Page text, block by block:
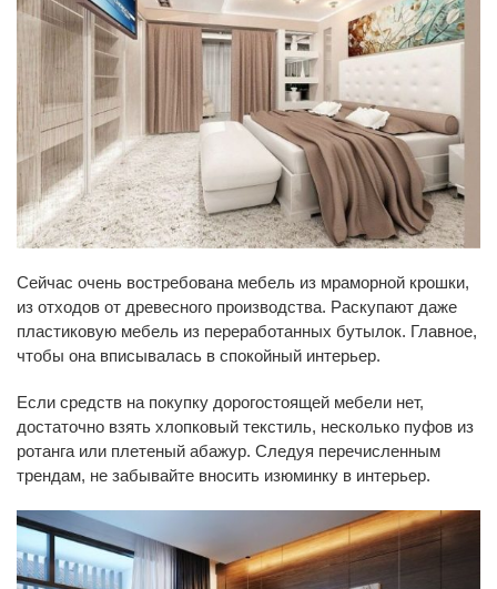
Сейчас очень востребована мебель из мраморной крошки,
из отходов от древесного производства. Раскупают даже
пластиковую мебель из переработанных бутылок. Главное,
чтобы она вписывалась в спокойный интерьер.
Если средств на покупку дорогостоящей мебели нет,
достаточно взять хлопковый текстиль, несколько пуфов из
ротанга или плетеный абажур. Следуя перечисленным
трендам, не забывайте вносить изюминку в интерьер.